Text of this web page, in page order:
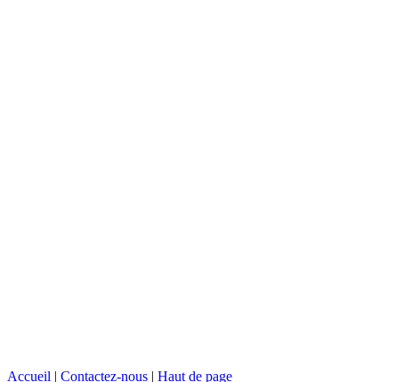
Accueil | Contactez-nous | Haut de page